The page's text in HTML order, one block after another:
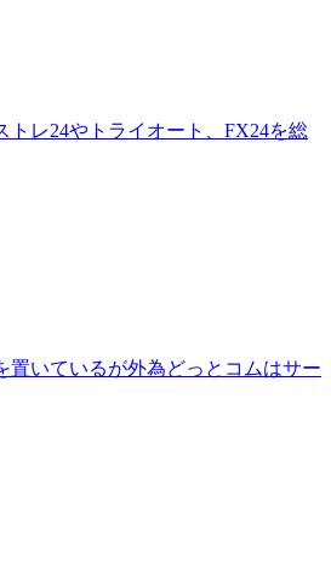
トレ24やトライオート、FX24を総
置いているが外為どっとコムはサー